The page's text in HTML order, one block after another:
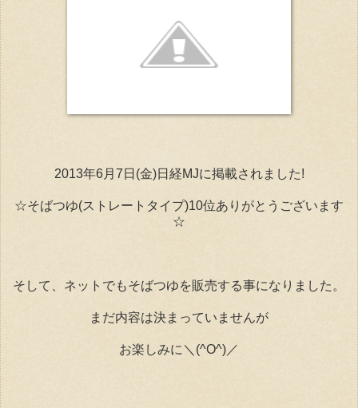
2013年6月7日(金)日経MJに掲載されました!
☆そばつゆ(ストレートタイプ)10位ありがとうございます
☆
そして、ネットでもそばつゆを販売する事になりました。
まだ内容は決まっていませんが
お楽しみに＼(^O^)／